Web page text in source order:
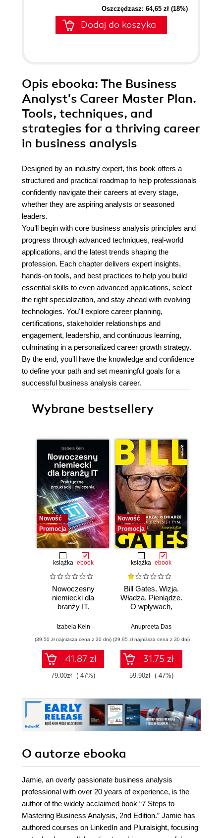
Oszczędzasz: 64,65 zł (18%)
Dodaj do koszyka
Opis ebooka: The Business
Analyst's Career Master Plan.
Tools, techniques, and
strategies for a thriving career
in business analysis
Designed by an industry expert, this book offers a
structured and practical roadmap to help professionals
confidently navigate their careers at every stage,
whether they are aspiring analysts or seasoned
leaders.
You’ll begin with core business analysis principles and
progress through advanced techniques, real-world
applications, and the latest trends shaping the
profession. Each chapter delivers expert insights,
hands-on tools, and best practices to help you build
essential skills to even advanced applications, select
the right specialization, and stay ahead with evolving
technologies. You'll explore career planning,
certifications, stakeholder relationships and
engagement, leadership, and continuous learning,
culminating in a personalized career growth strategy.
By the end, you'll have the knowledge and confidence
to define your path and set meaningful goals for a
successful business analysis career.
Wybrane bestsellery
Nowość
Promocja
książka ebook
Nowoczesny
niemiecki dla
branży IT.
przykłady i
Izabela Kein
(39,50 zł najniższa cena z 30 dni)
41.87 zł
79.00zł (-47%)
Nowość
Promocja
książka ebook
Bill Gates. Wizja.
Władza. Pieniądze.
O wpływach,
niejawne
Anupreeta Das
(29,95 zł najniższa cena z 30 dni)
31.75 zł
59.90zł (-47%)
O autorze ebooka
Jamie, an overly passionate business analysis
professional with over 20 years of experience, is the
author of the widely acclaimed book “7 Steps to
Mastering Business Analysis, 2nd Edition.” Jamie has
authored courses on LinkedIn and Pluralsight, focusing